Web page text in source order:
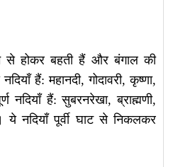
से होकर बहती हैं और बंगाल की
हैं: महानदी, गोदावरी, कृष्णा,
नदियाँ हैं: सुबरनरेखा, ब्राह्मणी,
ये नदियाँ पूर्वी घाट से निकलकर